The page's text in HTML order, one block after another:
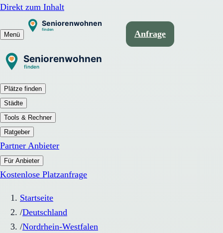
Direkt zum Inhalt
Menü Anfrage
Plätze finden
Städte
Tools & Rechner
Ratgeber
Partner Anbieter
Für Anbieter
Kostenlose Platzanfrage
Startseite
/Deutschland
/Nordrhein-Westfalen